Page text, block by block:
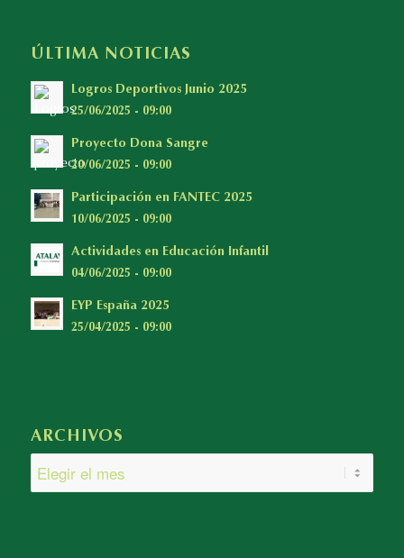
ÚLTIMA NOTICIAS
Logros Deportivos Junio 2025
25/06/2025 - 09:00
Proyecto Dona Sangre
20/06/2025 - 09:00
Participación en FANTEC 2025
10/06/2025 - 09:00
Actividades en Educación Infantil
04/06/2025 - 09:00
EYP España 2025
25/04/2025 - 09:00
ARCHIVOS